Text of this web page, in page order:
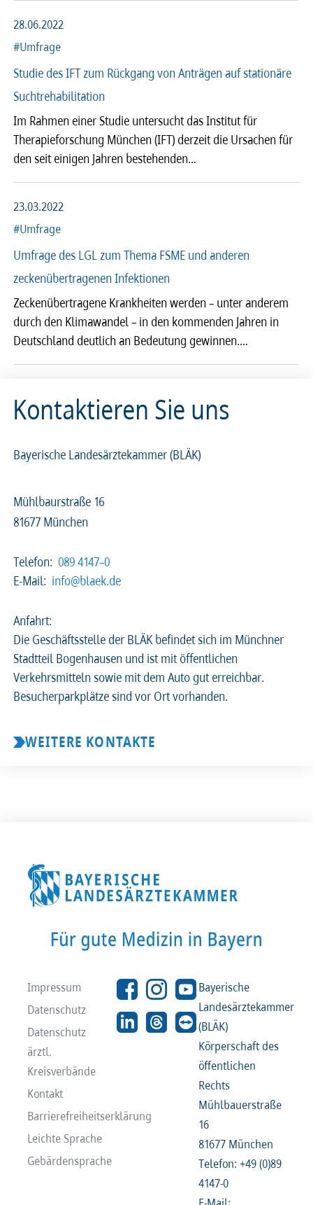
28.06.2022
#Umfrage
Studie des IFT zum Rück­­gang von Anträ­­gen auf stati­o­näre
Sucht­re­ha­­bi­­li­ta­tion
Im Rahmen einer Studie untersucht das Institut für
Therapieforschung München (IFT) derzeit die Ursachen für
den seit einigen Jahren bestehenden…
23.03.2022
#Umfrage
Umfrage des LGL zum Thema FSME und anderen
zeckenübertragenen Infektionen
Zeckenübertragene Krankheiten werden – unter anderem
durch den Klimawandel – in den kommenden Jahren in
Deutschland deutlich an Bedeutung gewinnen.…
Kontaktieren Sie uns
Bayerische Landesärztekammer (BLÄK)
Mühlbaurstraße 16
81677 München
Telefon: 089 4147–0
E-Mail: info@blaek.de
Anfahrt:
Die Geschäftsstelle der BLÄK befindet sich im Münchner
Stadtteil Bogenhausen und ist mit öffentlichen
Verkehrsmitteln sowie mit dem Auto gut erreichbar.
Besucherparkplätze sind vor Ort vorhanden.
WEITERE KONTAKTE
Impressum
Datenschutz
Datenschutz
ärztl.
Kreisverbände
Kontakt
Barrierefreiheitserklärung
Leichte Sprache
Gebärdensprache
Bayerische
Landesärztekammer
(BLÄK)
Körperschaft des
öffentlichen
Rechts
Mühlbauerstraße
16
81677 München
Telefon: +49 (0)89
4147-0